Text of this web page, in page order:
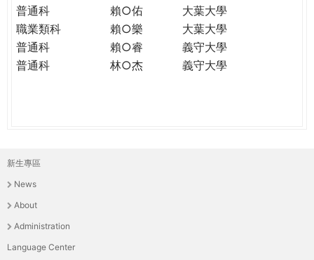
普通科
賴○佑
大葉大學
職業類科
賴○樂
大葉大學
普通科
賴○睿
義守大學
普通科
林○杰 義守大學
主
選
單
新生專區
News
About
Administration
Language Center